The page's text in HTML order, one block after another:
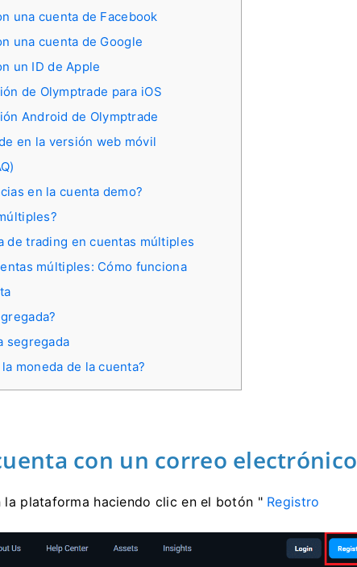
una cuenta de Facebook
una cuenta de Google
un ID de Apple
de Olymptrade para iOS
Android de Olymptrade
en la versión web móvil
en la cuenta demo?
de trading en cuentas múltiples
múltiples: Cómo funciona
segregada
moneda de la cuenta?
con un correo electrónico
la plataforma haciendo clic en el botón " Registro